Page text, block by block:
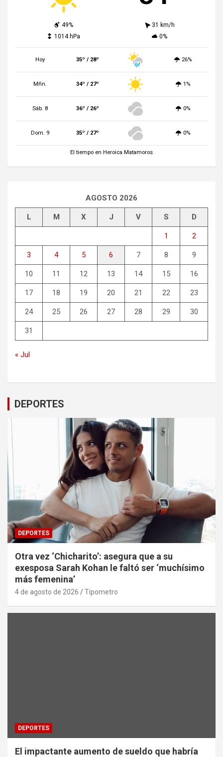
49%
31 km/h
1014 hPa
0%
Hoy 35º / 28º 26%
Mñn. 34º / 27º 1%
Sáb. 8 36º / 26º 0%
Dom. 9 35º / 27º 0%
El tiempo en Heroica Matamoros
AGOSTO 2026
L M X J V S D
1 2
3 4 5 6 7 8 9
10 11 12 13 14 15 16
17 18 19 20 21 22 23
24 25 26 27 28 29 30
31
« Jul
DEPORTES
DEPORTES
Otra vez ‘Chicharito’: asegura que a su
exesposa Sarah Kohan le faltó ser ‘muchísimo
más femenina’
4 de agosto de 2026 Tipometro
DEPORTES
El impactante aumento de sueldo que habría